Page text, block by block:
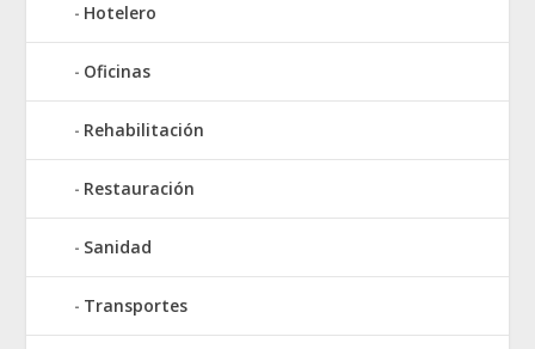
Hotelero
Oficinas
Rehabilitación
Restauración
Sanidad
Transportes